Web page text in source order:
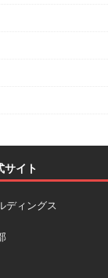
イト
ディングス